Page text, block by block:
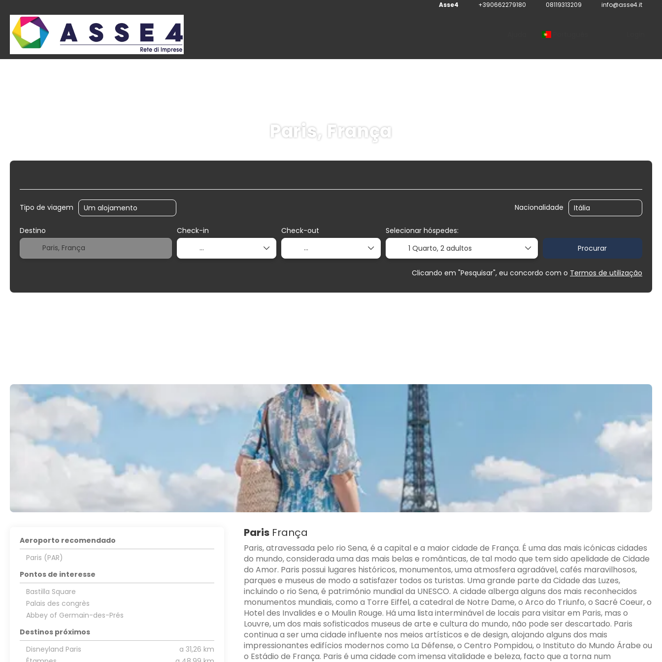
Asse4 +390662279180 08119313209 info@asse4.it
Paris, França
Tipo de viagem Nacionalidade
Destino Check-in Check-out
Selecionar hóspedes:
1 Quarto,2 adultos Procurar
Clicando em "Pesquisar", eu concordo com o Termos de utilização
ParisFrança
Paris, atravessada pelo rio Sena, é a capital e a maior cidade de França. É uma das mais icónicas cidades
do mundo, considerada uma das mais belas e românticas, de tal modo que tem sido apelidade de Cidade
do Amor. Paris possui lugares históricos, monumentos, uma atmosfera agradável, cafés maravilhosos,
parques e museus de modo a satisfazer todos os turistas. Uma grande parte da Cidade das Luzes,
incluindo o rio Sena, é património mundial da UNESCO. A cidade alberga alguns dos mais reconhecidos
monumentos mundiais, como a Torre Eiffel, a catedral de Notre Dame, o Arco do Triunfo, o Sacré Coeur, o
Hotel des Invalides e o Moulin Rouge. Há uma lista interminável de locais para visitar em Paris, mas o
Louvre, um dos mais sofisticados museus de arte e cultura do mundo, não pode ser descartado. Paris
continua a ser uma cidade influente nos meios artísticos e de design, alojando alguns dos mais
impressionantes edifícios modernos como La Défense, o Centro Pompidou, o Instituto do Mundo Árabe ou
o Estádio de França. Paris é uma cidade com imensa vitalidade e beleza, facto que a torna num
Aeroporto recomendado
Paris (PAR)
Pontos de interesse
Bastilla Square
Palais des congrès
Abbey of Germain-des-Prés
Destinos próximos
Disneyland Paris
a 31,26 km